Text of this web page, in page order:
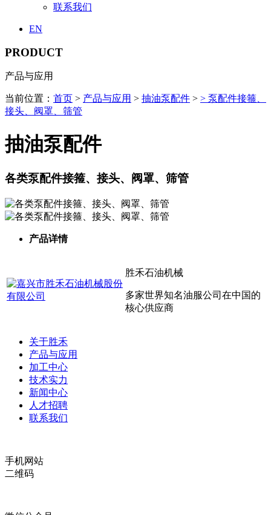
联系我们
EN
PRODUCT
产品与应用
当前位置： 首页 > 产品与应用 > 抽油泵配件 > > 泵配件接箍、
接头、阀罩、筛管
抽油泵配件
各类泵配件接箍、接头、阀罩、筛管
产品详情
胜禾石油机械
多家世界知名油服公司在中国的
核心供应商
关于胜禾
产品与应用
加工中心
技术实力
新闻中心
人才招聘
联系我们
手机网站
二维码